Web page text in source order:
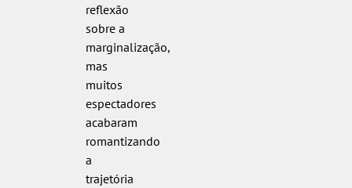
reflexão
sobre a
marginalização,
mas
muitos
espectadores
acabaram
romantizando
a
trajetória